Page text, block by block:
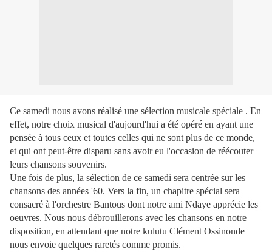
Ce samedi nous avons réalisé une sélection musicale spéciale . En
effet, notre choix musical d'aujourd'hui a été opéré en ayant une
pensée à tous ceux et toutes celles qui ne sont plus de ce monde,
et qui ont peut-être disparu sans avoir eu l'occasion de réécouter
leurs chansons souvenirs.
Une fois de plus, la sélection de ce samedi sera centrée sur les
chansons des années '60. Vers la fin, un chapitre spécial sera
consacré à l'orchestre Bantous dont notre ami Ndaye apprécie les
oeuvres. Nous nous débrouillerons avec les chansons en notre
disposition, en attendant que notre kulutu Clément Ossinonde
nous envoie quelques raretés comme promis.